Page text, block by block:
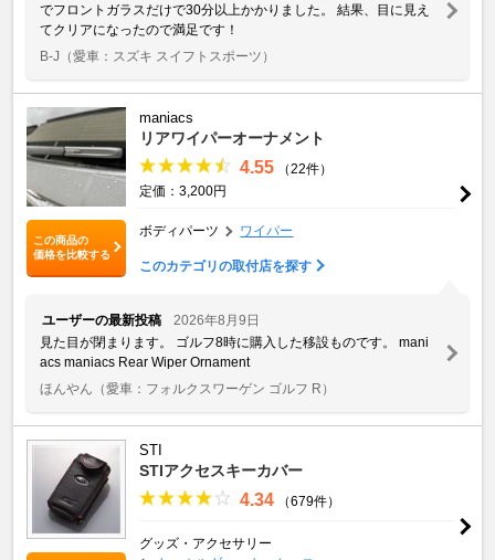
でフロントガラスだけで30分以上かかりました。 結果、目に見え
てクリアになったので満足です！
B-J （愛車：スズキ スイフトスポーツ）
この商品の
価格を比較する
maniacs
リアワイパーオーナメント
4.55
（22件）
定価：3,200円
ボディパーツ ワイパー
このカテゴリの取付店を探す
ユーザーの最新投稿
2026年8月9日
見た目が閉まります。 ゴルフ8時に購入した移設ものです。 mani
acs maniacs Rear Wiper Ornament
ほんやん （愛車：フォルクスワーゲン ゴルフ R）
STI
STIアクセスキーカバー
4.34 （679件）
グッズ・アクセサリー